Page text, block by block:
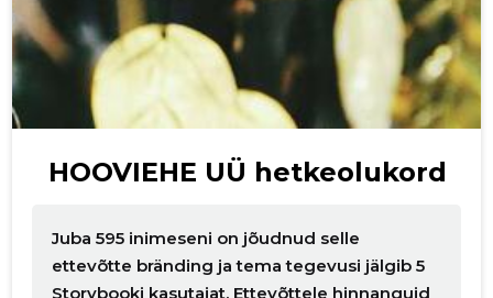
HOOVIEHE UÜ hetkeolukord
Juba 595 inimeseni on jõudnud selle
ettevõtte bränding ja tema tegevusi jälgib 5
Storybooki kasutajat. Ettevõttele hinnanguid